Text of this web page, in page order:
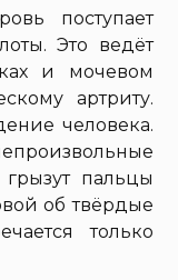
поступает
Это ведёт
и мочевом
артриту.
человека.
пальцы
об твёрдые
только